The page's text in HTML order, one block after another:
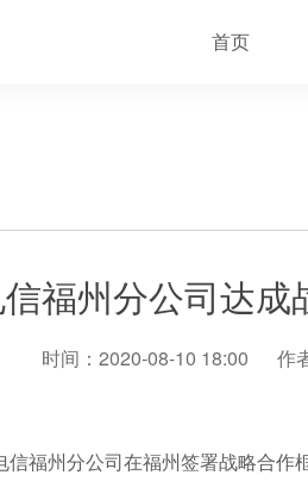
首页
福州分公司达
时间：2020-08-10 18:00 作
福州分公司在福州签署战略合